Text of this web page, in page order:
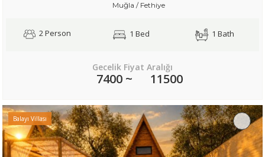
Muğla / Fethiye
2 Person 1 Bed 1 Bath
Gecelik Fiyat Aralığı
7400 ~ 11500
Balayı Villası